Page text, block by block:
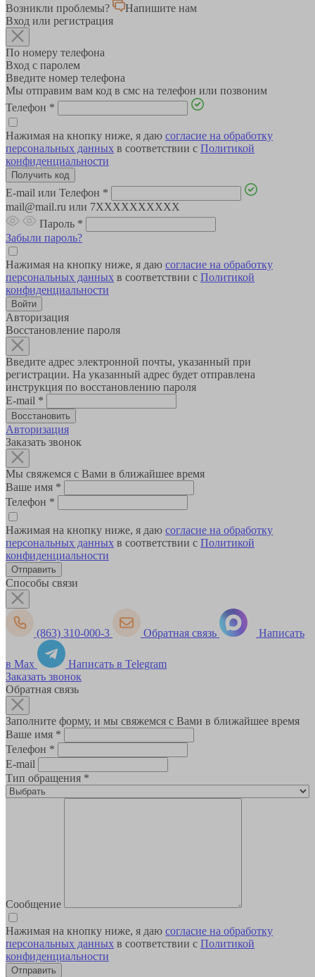
Возникли проблемы?
Напишите нам
Вход или регистрация
По номеру телефона
Вход с паролем
Введите номер телефона
Мы отправим вам код в смс на телефон или позвоним
Телефон *
Нажимая на кнопку ниже, я даю согласие на обработку
персональных данных в соответствии с Политикой
конфиденциальности
E-mail или Телефон *
mail@mail.ru или 7XXXXXXXXXX
Пароль *
Забыли пароль?
Нажимая на кнопку ниже, я даю согласие на обработку
персональных данных в соответствии с Политикой
конфиденциальности
Авторизация
Восстановление пароля
Введите адрес электронной почты, указанный при
регистрации. На указанный адрес будет отправлена
инструкция по восстановлению пароля
E-mail *
Авторизация
Заказать звонок
Мы свяжемся с Вами в ближайшее время
Ваше имя *
Телефон *
Нажимая на кнопку ниже, я даю согласие на обработку
персональных данных в соответствии с Политикой
конфиденциальности
Способы связи
(863) 310-000-3 Обратная связь Написать
в Max
Написать в Telegram
Заказать звонок
Обратная связь
Заполните форму, и мы свяжемся с Вами в ближайшее время
Ваше имя *
Телефон *
E-mail
Тип обращения *
Сообщение
Нажимая на кнопку ниже, я даю согласие на обработку
персональных данных в соответствии с Политикой
конфиденциальности